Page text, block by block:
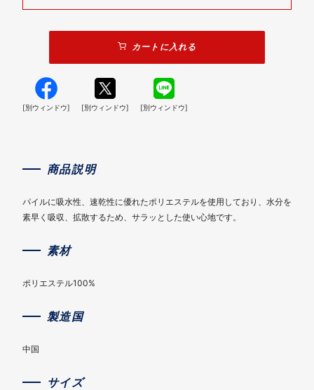
カートに入れる
[別ウィンドウ] [別ウィンドウ] [別ウィンドウ]
商品説明
パイルに吸水性、速乾性に優れたポリエステルを使用しており、水分を
素早く吸収、拡散するため、サラッとした使い心地です。
素材
ポリエステル100%
製造国
中国
サイズ